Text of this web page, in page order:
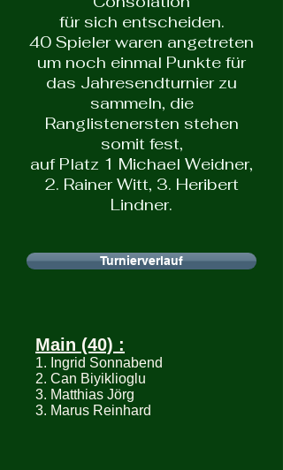
für sich entscheiden.
40 Spieler waren angetreten
um noch einmal Punkte für
das Jahresendturnier zu
sammeln, die
Ranglistenersten stehen
somit fest,
auf Platz 1 Michael Weidner,
2. Rainer Witt, 3. Heribert
Lindner.
Turnierverlauf
Main (40) :
1. Ingrid Sonnabend
2. Can Biyiklioglu
3. Matthias Jörg
3. Marus Reinhard